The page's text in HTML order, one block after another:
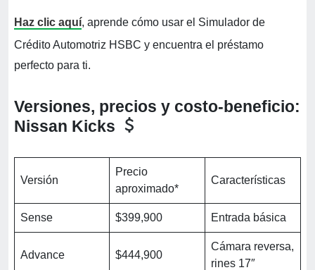
Haz clic aquí, aprende cómo usar el Simulador de
Crédito Automotriz HSBC y encuentra el préstamo
perfecto para ti.
Versiones, precios y costo-beneficio:
Nissan Kicks
Versión
Precio
aproximado*
Características
Sense $399,900 Entrada básica
Advance $444,900
Cámara reversa,
rines 17″